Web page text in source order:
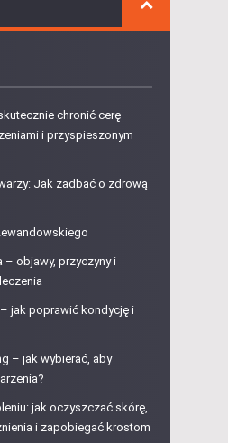
chronić cerę
i przyspieszonym
Jak zadbać o zdrową
– objawy, przyczyny i
jak poprawić kondycję i
– jak wybierać, aby
jak oczyszczać skórę,
i zapobiegać krostom